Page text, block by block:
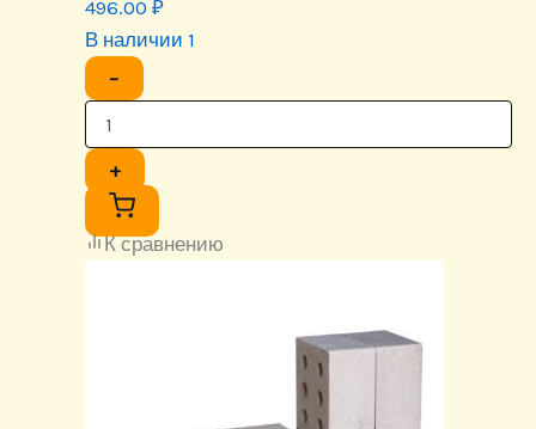
496.00 ₽
В наличии 1
−
+
К сравнению